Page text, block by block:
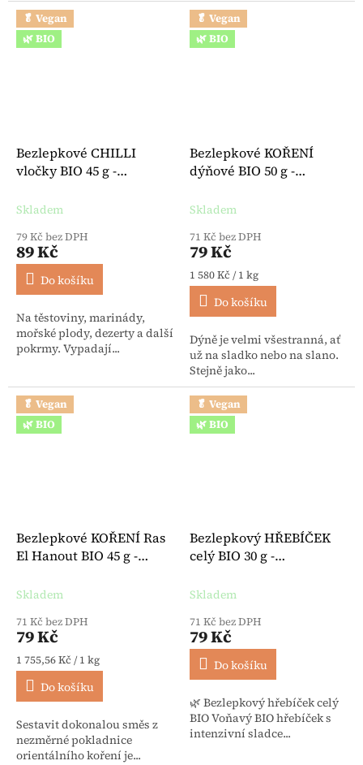
🥬 Vegan
🌿 BIO
Bezlepkové CHILLI
vločky BIO 45 g -
Skladem
79 Kč bez DPH
89 Kč
Do košíku
Na těstoviny, marinády,
mořské plody, dezerty a další
pokrmy. Vypadají...
🥬 Vegan
🌿 BIO
Bezlepkové KOŘENÍ
dýňové BIO 50 g -
Skladem
71 Kč bez DPH
79 Kč
Měrná cena:
1 580 Kč / 1 kg
Do košíku
Dýně je velmi všestranná, ať
už na sladko nebo na slano.
Stejně jako...
🥬 Vegan
🌿 BIO
Bezlepkové KOŘENÍ Ras
El Hanout BIO 45 g -
Skladem
71 Kč bez DPH
79 Kč
Měrná cena:
1 755,56 Kč / 1 kg
Do košíku
Sestavit dokonalou směs z
nezměrné pokladnice
orientálního koření je...
🥬 Vegan
🌿 BIO
Bezlepkový HŘEBÍČEK
celý BIO 30 g -
Skladem
71 Kč bez DPH
79 Kč
Do košíku
🌿 Bezlepkový hřebíček celý
BIO Voňavý BIO hřebíček s
intenzivní sladce...